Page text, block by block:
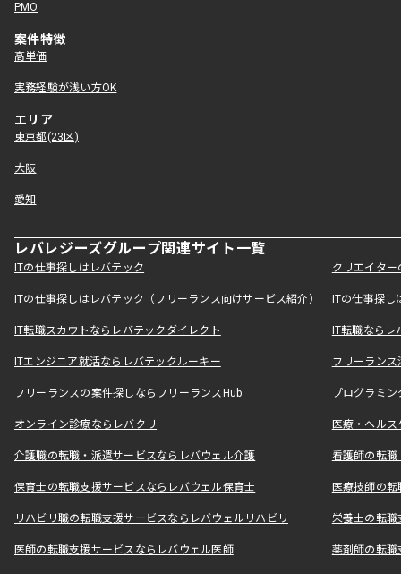
PMO
案件特徴
高単価
実務経験が浅い方OK
エリア
東京都(23区)
大阪
愛知
レバレジーズグループ関連サイト一覧
ITの仕事探しはレバテック クリエイタ
ITの仕事探しはレバテック（フリーランス向けサービス紹介） ITの仕事探
IT転職スカウトならレバテックダイレクト IT転職なら
ITエンジニア就活ならレバテックルーキー フリーラン
フリーランスの案件探しならフリーランスHub プログラミ
オンライン診療ならレバクリ 医療・ヘル
介護職の転職・派遣サービスならレバウェル介護 看護師の転
保育士の転職支援サービスならレバウェル保育士 医療技師の
リハビリ職の転職支援サービスならレバウェルリハビリ 栄養士の転
医師の転職支援サービスならレバウェル医師 薬剤師の転